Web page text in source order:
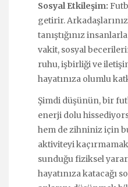
Sosyal Etkileşim:
getirir.
tanıştığınız
vakit, sosyal
ruhu, işbirliği ve
hayatınıza olumlu
Şimdi düşünün, bir
enerji dolu
hem de zihniniz için
aktiviteyi
sunduğu fiziksel
hayatınıza katacağı